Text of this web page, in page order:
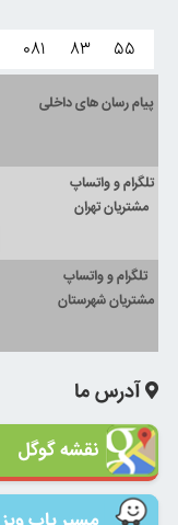
۰۸۱ ۸۳ ۵۵
پیام رسان های داخلی
تلگرام و واتساپ
مشتریان تهران
تلگرام و واتساپ
مشتریان شهرستان
آدرس ما
نقشه گوگل